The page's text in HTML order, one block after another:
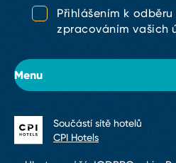
Menu
O hotelu
Pokoje
Přihlášením k
zpracováním vašich
Součástí sítě hotelů
CPI Hotels